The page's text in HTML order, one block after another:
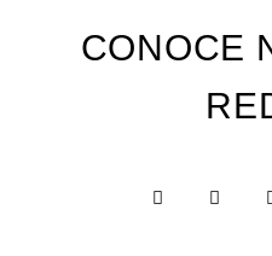
CONOCE